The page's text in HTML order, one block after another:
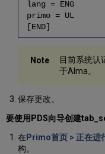
lang = ENG
primo = UL
[END]
目前系统认
于Alma。
保存更改。
要使用PDS向导创建
在 Primo首页 > 正在进
构。